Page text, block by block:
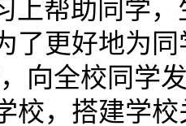
上帮助同学
了更好地为
向全校同学
校，搭建学